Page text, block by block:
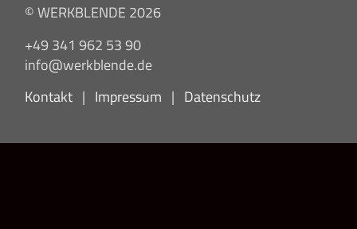
© WERKBLENDE 2026
+49 341 962 53 90
info@werkblende.de
Kontakt | Impressum | Datenschutz